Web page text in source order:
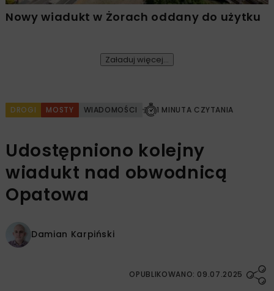
Nowy wiadukt w Żorach oddany do użytku
Załaduj więcej...
DROGI MOSTY WIADOMOŚCI 1 MINUTA CZYTANIA
Udostępniono kolejny
wiadukt nad obwodnicą
Opatowa
Damian Karpiński
OPUBLIKOWANO: 09.07.2025